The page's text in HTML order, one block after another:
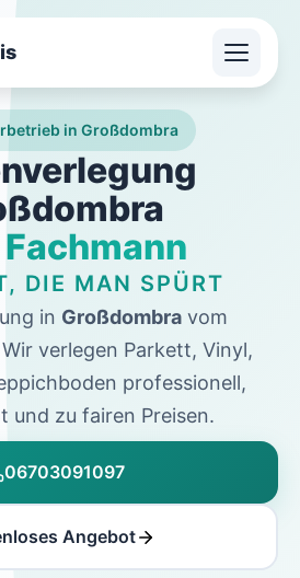
in Großdombra
DIE MAN SPÜRT
in Großdombra vom
verlegen Parkett, Vinyl,
professionell,
und zu fairen Preisen.
06703091097
Angebot